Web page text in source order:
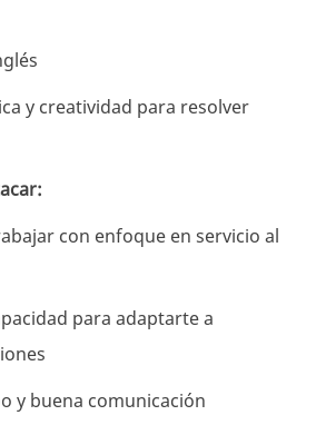
y creatividad para resolver
con enfoque en servicio al
para adaptarte a
y buena comunicación